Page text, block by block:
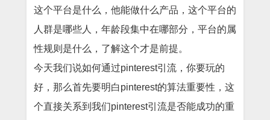
这个平台是什么，他能做什么产品，这个平台的
人群是哪些人，年龄段集中在哪部分，平台的属
性规则是什么， 了解这个才是前提。
今天我们说如何通过pinterest引流，你要玩的
好，那么首先要明白pinterest的算法重要性，这
个直接关系到我们pinterest引流是否能成功的重